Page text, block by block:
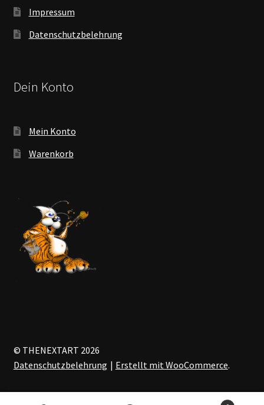
Impressum
Datenschutzbelehrung
Dein Konto
Mein Konto
Warenkorb
© THENEXTART 2026
Datenschutzbelehrung
Erstellt mit WooCommerce.